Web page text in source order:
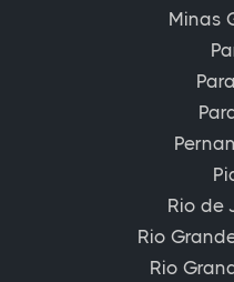
Minas
Rio de
Rio
Rio